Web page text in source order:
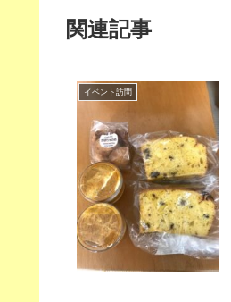
関連記事
イベント訪問